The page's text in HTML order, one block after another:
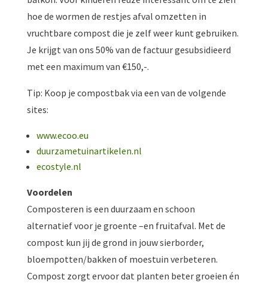
hoe de wormen de restjes afval omzetten in
vruchtbare compost die je zelf weer kunt gebruiken.
Je krijgt van ons 50% van de factuur gesubsidieerd
met een maximum van €150,-.
Tip: Koop je compostbak via een van de volgende
sites:
www.ecoo.eu
duurzametuinartikelen.nl
ecostyle.nl
Voordelen
Composteren is een duurzaam en schoon
alternatief voor je groente –en fruitafval. Met de
compost kun jij de grond in jouw sierborder,
bloempotten/bakken of moestuin verbeteren.
Compost zorgt ervoor dat planten beter groeien én